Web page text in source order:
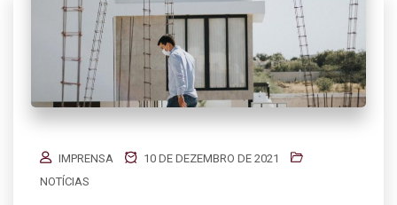
IMPRENSA
10 DE DEZEMBRO DE 2021
NOTÍCIAS